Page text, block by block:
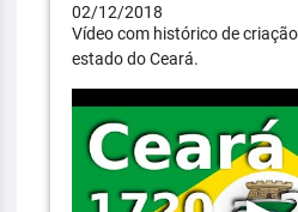
02/12/2018
Vídeo com histórico de
estado do Ceará.